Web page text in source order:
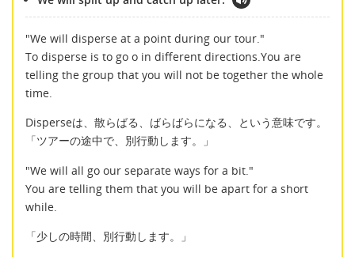
"We will disperse at a point during our tour."
To disperse is to go o in different directions.You are
telling the group that you will not be together the whole
time.
Disperseは、散らばる、ばらばらになる、という意味です。
「ツアーの途中で、別行動します。」
"We will all go our separate ways for a bit."
You are telling them that you will be apart for a short
while.
「少しの時間、別行動します。」